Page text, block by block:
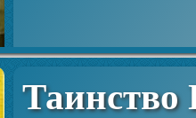
Таинство